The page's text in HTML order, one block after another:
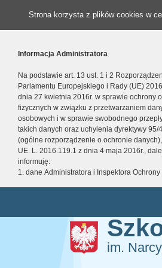
Strona korzysta z plików cookies w
Informacja Administratora
Na podstawie art. 13 ust. 1 i 2
Parlamentu Europejskiego i Rady (UE)
dnia 27 kwietnia 2016r. w sprawie ochrony
fizycznych w związku z przetwarzaniem
osobowych i w sprawie swobodnego
takich danych oraz uchylenia dyrektywy 95/
(ogólne rozporządzenie o ochronie
UE. L. 2016.119.1 z dnia 4 maja 2016r.,
informuję:
1. dane Administratora i Inspektora Ochrony
im.